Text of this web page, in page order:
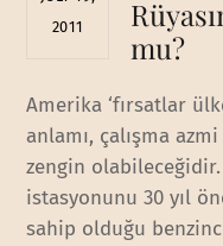
2011
mu?
Amerika ‘fırsatlar
anlamı, çalışma
zengin olabileceğidir.
istasyonunu 30 yıl
sahip olduğu benzinci